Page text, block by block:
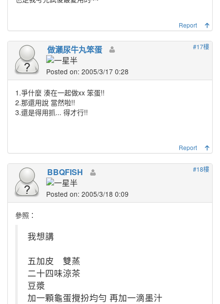
Report
#17樓
做瀨尿牛丸笨蛋
Posted on: 2005/3/17 0:28
1.爭什麼 湊在一起做xx 笨蛋!!
2.那還用說 當然啦!!
3.還是得用抓... 得才行!!
Report
#18樓
BBQFISH
Posted on: 2005/3/18 0:09
參照：
我想講
五加皮 雙蒸
二十四味涼茶
豆漿
加一顆龜蛋攪扮均勻 再加一滴墨汁